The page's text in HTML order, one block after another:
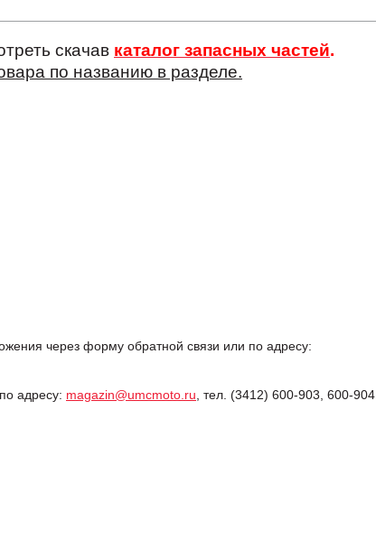
скачав каталог запасных частей.
по названию в разделе.
через форму обратной связи или по адресу:
адресу: magazin@umcmoto.ru , тел. (3412) 600-903, 600-904.